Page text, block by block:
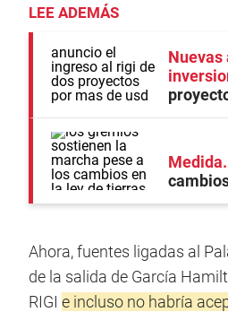
LEE ADEMÁS
Nuevas
Medida
Ahora, fuentes ligadas al
de la salida de García
RIGI e incluso no habría